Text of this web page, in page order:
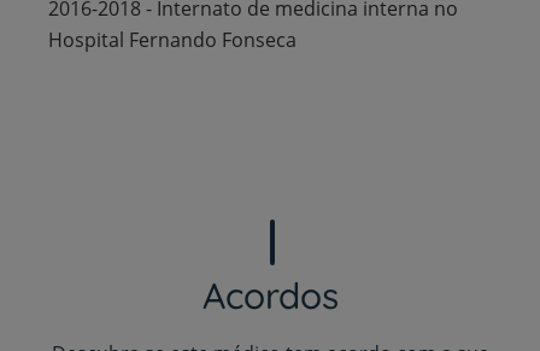
2016-2018 - Internato de medicina interna no
Hospital Fernando Fonseca
Acordos